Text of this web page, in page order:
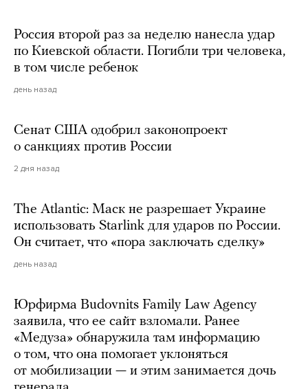
Россия второй раз за неделю нанесла удар
по Киевской области. Погибли три человека,
в том числе ребенок
день назад
Сенат США одобрил законопроект
о санкциях против России
2 дня назад
The Atlantic: Маск не разрешает Украине
использовать Starlink для ударов по России.
Он считает, что «пора заключать сделку»
день назад
Юрфирма Budovnits Family Law Agency
заявила, что ее сайт взломали. Ранее
«Медуза» обнаружила там информацию
о том, что она помогает уклоняться
от мобилизации — и этим занимается дочь